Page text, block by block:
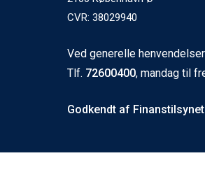
CVR: 38029940
Ved generelle
Tlf. 72600400, mandag til
Godkendt af Finanstilsynet